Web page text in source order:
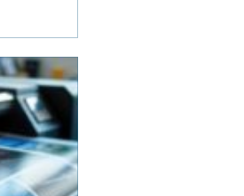
som vill
är
p...